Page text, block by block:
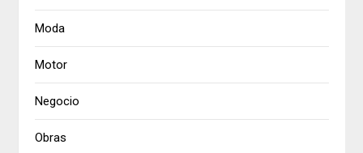
Moda
Motor
Negocio
Obras